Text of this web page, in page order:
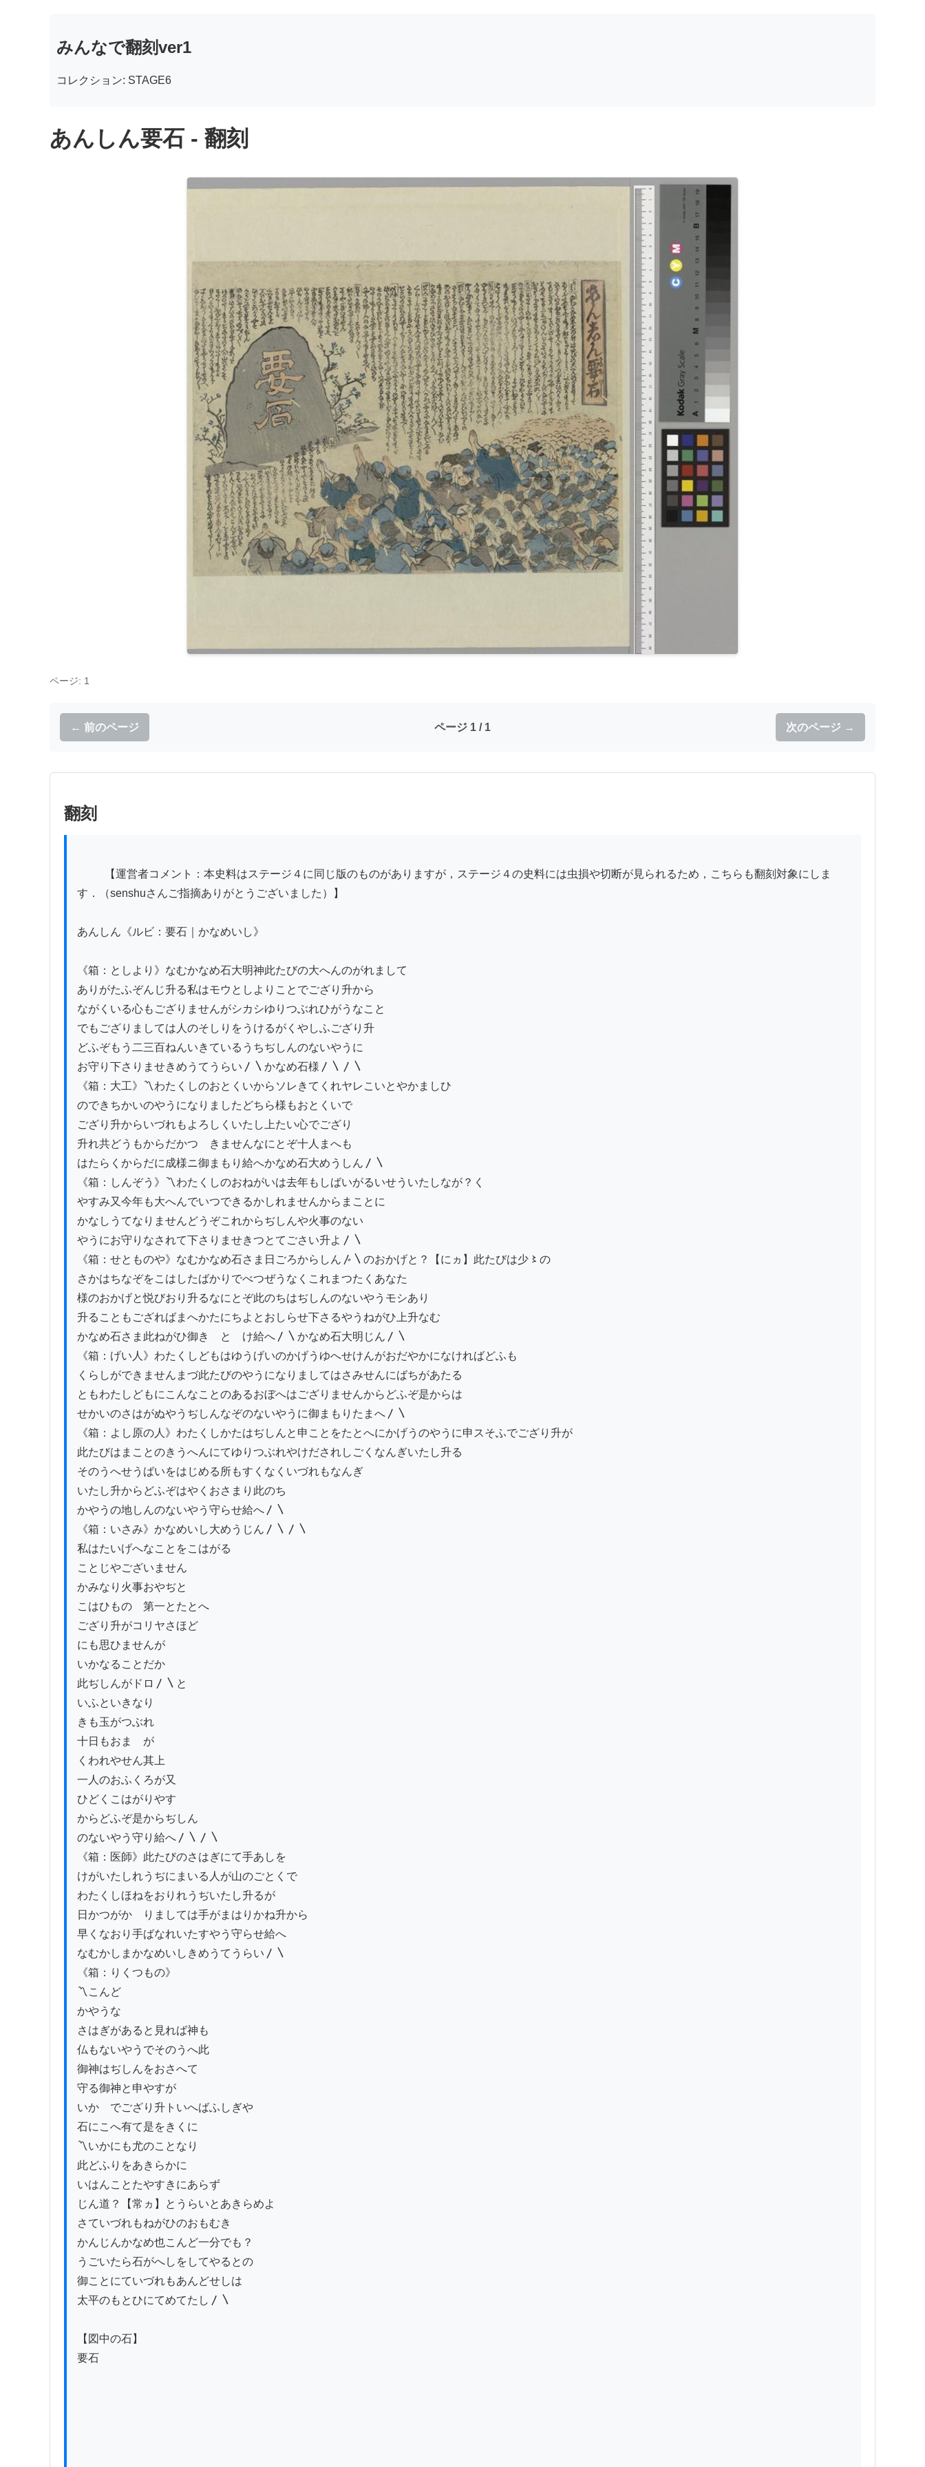
みんなで翻刻ver1
コレクション: STAGE6
あんしん要石 - 翻刻
ページ: 1
← 前のページ ページ 1 / 1 次のページ →
翻刻
す．（senshuさんご指摘ありがとうございました）】
あんしん《ルビ：要石｜かなめいし》
《箱：としより》なむかなめ石大明神此たびの大へんのがれまして
ありがたふぞんじ升る私はモウとしよりことでござり升から
ながくいる心もござりませんがシカシゆりつぶれひがうなこと
でもござりましては人のそしりをうけるがくやしふござり升
どふぞもう二三百ねんいきているうちぢしんのないやうに
お守り下さりませきめうてうらい〳〵かなめ石様〳〵〳〵
《箱：大工》〽わたくしのおとくいからソレきてくれヤレこいとやかましひ
のできちかいのやうになりましたどちら様もおとくいで
ござり升からいづれもよろしくいたし上たい心でござり
升れ共どうもからだかつゞきませんなにとぞ十人まへも
はたらくからだに成様ニ御まもり給へかなめ石大めうしん〳〵
《箱：しんぞう》〽わたくしのおねがいは去年もしばいがるいせういたしなが？く
やすみ又今年も大へんでいつできるかしれませんからまことに
かなしうてなりませんどうぞこれからぢしんや火事のない
やうにお守りなされて下さりませきつとてごさい升よ〳〵
《箱：せとものや》なむかなめ石さま日ごろからしん〴〵のおかげと？【にヵ】此たびは少〻の
さかはちなぞをこはしたばかりでべつぜうなくこれまつたくあなた
様のおかげと悦びおり升るなにとぞ此のちはぢしんのないやうモシあり
升ることもござればまへかたにちよとおしらせ下さるやうねがひ上升なむ
かなめ石さま此ねがひ御きゝとゞけ給へ〳〵かなめ石大明じん〳〵
《箱：げい人》わたくしどもはゆうげいのかげうゆへせけんがおだやかになければどふも
くらしができませんまづ此たびのやうになりましてはさみせんにばちがあたる
ともわたしどもにこんなことのあるおぼへはござりませんからどふぞ是からは
せかいのさはがぬやうぢしんなぞのないやうに御まもりたまへ〳〵
《箱：よし原の人》わたくしかたはぢしんと申ことをたとへにかげうのやうに申スそふでござり升が
此たびはまことのきうへんにてゆりつぶれやけだされしごくなんぎいたし升る
そのうへせうばいをはじめる所もすくなくいづれもなんぎ
いたし升からどふぞはやくおさまり此のち
かやうの地しんのないやう守らせ給へ〳〵
《箱：いさみ》かなめいし大めうじん〳〵〳〵
私はたいげへなことをこはがる
ことじやございません
かみなり火事おやぢと
こはひものゝ第一とたとへ
ござり升がコリヤさほど
にも思ひませんが
いかなることだか
此ぢしんがドロ〳〵と
いふといきなり
きも玉がつぶれ
十日もおまゝが
くわれやせん其上
一人のおふくろが又
ひどくこはがりやす
からどふぞ是からぢしん
のないやう守り給へ〳〵〳〵
《箱：医師》此たびのさはぎにて手あしを
けがいたしれうぢにまいる人が山のごとくで
わたくしほねをおりれうぢいたし升るが
日かつがかゝりましては手がまはりかね升から
早くなおり手ばなれいたすやう守らせ給へ
なむかしまかなめいしきめうてうらい〳〵
《箱：りくつもの》
〽こんど
かやうな
さはぎがあると見れば神も
仏もないやうでそのうへ此
御神はぢしんをおさへて
守る御神と申やすが
いかゝでござり升トいへばふしぎや
石にこへ有て是をきくに
〽いかにも尤のことなり
此どふりをあきらかに
いはんことたやすきにあらず
じん道？【常ヵ】とうらいとあきらめよ
さていづれもねがひのおもむき
かんじんかなめ也こんど一分でも？
うごいたら石がへしをしてやるとの
御ことにていづれもあんどせしは
太平のもとひにてめてたし〳〵
【図中の石】
要石